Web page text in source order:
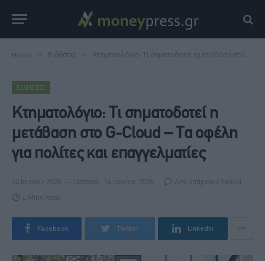
Home Ειδήσεις Κτηματολόγιο: Τι σηματοδοτεί η μετάβαση στο G-Cloud – Τα οφέλη για πολίτες και επαγγελματίες
ΕΙΔΉΣΕΙΣ
Κτηματολόγιο: Τι σηματοδοτεί η
μετάβαση στο G-Cloud – Τα οφέλη
για πολίτες και επαγγελματίες
14 Ιουνίου, 2026 Updated: 14 Ιουνίου, 2026 Δεν υπάρχουν Σχόλια
4 Mins Read
Facebook Twitter LinkedIn